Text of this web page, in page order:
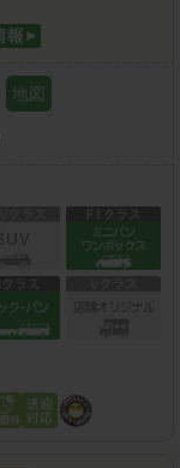
地図